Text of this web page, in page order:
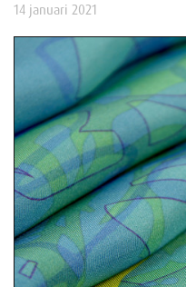
14 januari 2021